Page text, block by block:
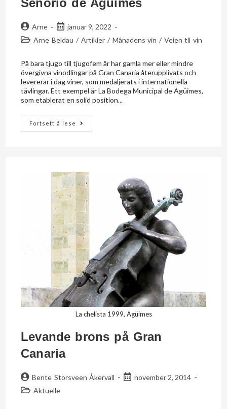
Arne
januar 9, 2022
Arne Beldau / Artikler / Månadens vin / Veien til vin
På bara tjugo till tjugofem år har gamla mer eller mindre
övergivna vinodlingar på Gran Canaria återupplivats och
levererar i dag viner, som medaljerats i internationella
tävlingar. Ett exempel är La Bodega Municipal de Agüimes,
som etablerat en solid position...
Fortsett å lese
La chelista 1999, Agüimes
Levande brons på Gran
Canaria
Bente Storsveen Åkervall
november 2, 2014
Aktuelle